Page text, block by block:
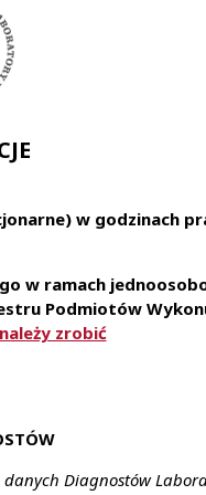
w godzinach
w ramach
Podmiotów
zrobić
Diagnostów
badań
prawa w zakresie
pokrewne